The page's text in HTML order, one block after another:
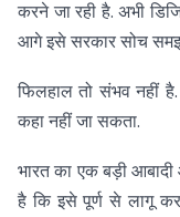
करने जा रही है. अभी
आगे इसे सरकार सोच
फिलहाल तो संभव नहीं है.
कहा नहीं जा सकता.
भारत का एक बड़ी
है कि इसे पूर्ण से लागू कर